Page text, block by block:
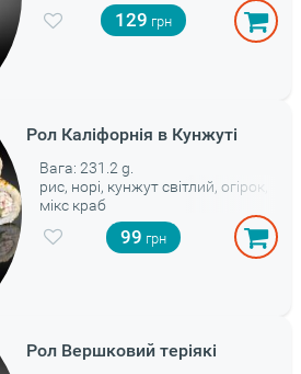
129
Рол Каліфорнія в Кунжуті
Вага: 231.2 g.
рис, норі, кунжут світлий, огірок,
мікс краб
99
Рол Вершковий теріякі